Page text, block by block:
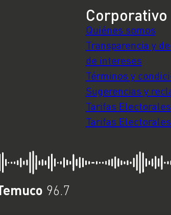
Corporativo
Quiénes somos
Transparencia y
de intereses
Términos y
Sugerencias y
Tarifas
Tarifas
96.7